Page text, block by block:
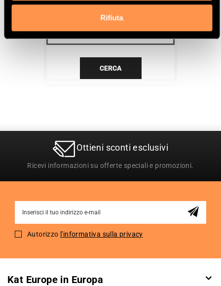
Rifiuta
CERCA
Ottieni sconti esclusivi
Ricevi informazioni su offerte speciali e promozioni.
for
Autorizzo l'informativa sulla privacy
Kat Europe in Europa